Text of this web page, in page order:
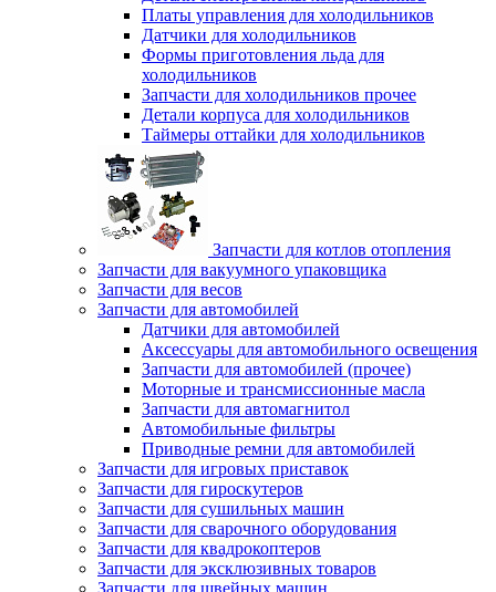
Платы управления для холодильников
Датчики для холодильников
Формы приготовления льда для
холодильников
Запчасти для холодильников прочее
Детали корпуса для холодильников
Таймеры оттайки для холодильников
Запчасти для котлов отопления
Запчасти для вакуумного упаковщика
Запчасти для весов
Запчасти для автомобилей
Датчики для автомобилей
Аксессуары для автомобильного освещения
Запчасти для автомобилей (прочее)
Моторные и трансмиссионные масла
Запчасти для автомагнитол
Автомобильные фильтры
Приводные ремни для автомобилей
Запчасти для игровых приставок
Запчасти для гироскутеров
Запчасти для сушильных машин
Запчасти для сварочного оборудования
Запчасти для квадрокоптеров
Запчасти для эксклюзивных товаров
Запчасти для швейных машин